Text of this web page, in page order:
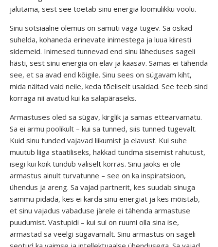
jalutama, sest see toetab sinu energia loomulikku voolu.
Sinu sotsiaalne olemus on samuti väga tugev. Sa oskad
suhelda, kohaneda erinevate inimestega ja luua kiiresti
sidemeid. Inimesed tunnevad end sinu läheduses sageli
hästi, sest sinu energia on elav ja kaasav. Samas ei tähenda
see, et sa avad end kõigile. Sinu sees on sügavam kiht,
mida näitad vaid neile, keda tõeliselt usaldad. See teeb sind
korraga nii avatud kui ka salapäraseks.
Armastuses oled sa sügav, kirglik ja samas ettearvamatu.
Sa ei armu poolikult – kui sa tunned, siis tunned tugevalt.
Kuid sinu tunded vajavad liikumist ja elavust. Kui suhe
muutub liiga staatiliseks, hakkad tundma sisemist rahutust,
isegi kui kõik tundub väliselt korras. Sinu jaoks ei ole
armastus ainult turvatunne – see on ka inspiratsioon,
ühendus ja areng. Sa vajad partnerit, kes suudab sinuga
sammu pidada, kes ei karda sinu energiat ja kes mõistab,
et sinu vajadus vabaduse järele ei tähenda armastuse
puudumist. Vastupidi – kui sul on ruumi olla sina ise,
armastad sa veelgi sügavamalt. Sinu armastus on sageli